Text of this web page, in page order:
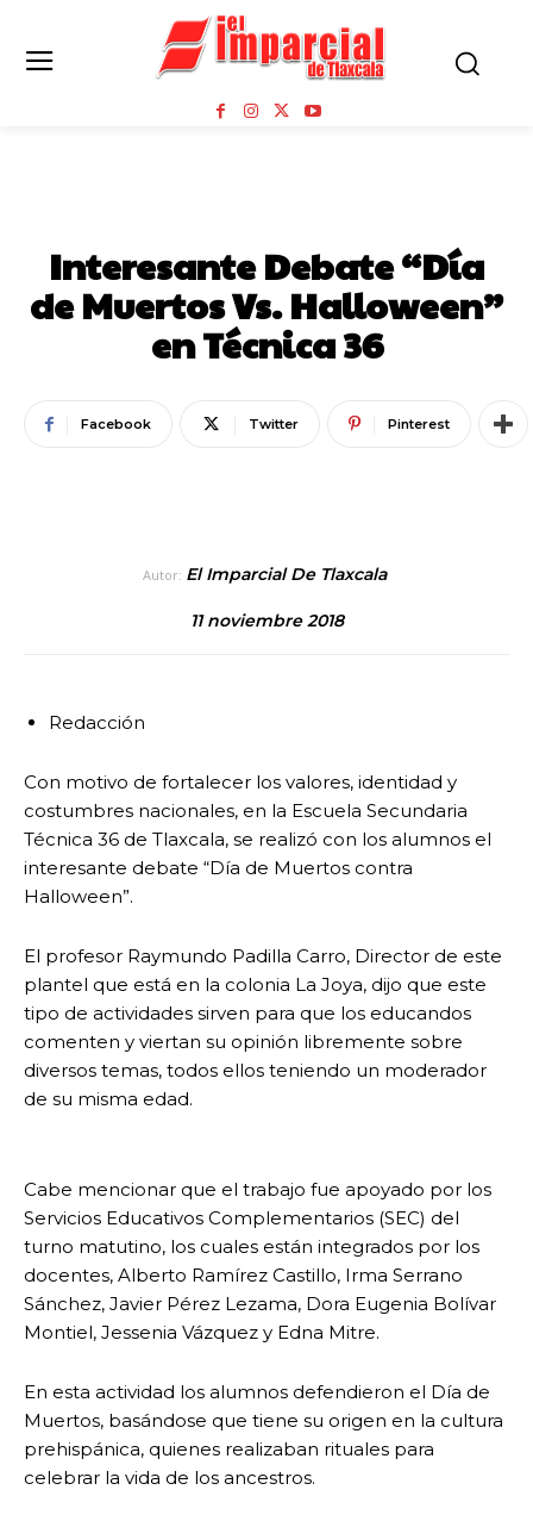
Interesante Debate “Día
de Muertos Vs. Halloween”
en Técnica 36
Facebook Twitter Pinterest
Autor: El Imparcial De Tlaxcala
11 noviembre 2018
Redacción
Con motivo de fortalecer los valores, identidad y
costumbres nacionales, en la Escuela Secundaria
Técnica 36 de Tlaxcala, se realizó con los alumnos el
interesante debate “Día de Muertos contra
Halloween”.
El profesor Raymundo Padilla Carro, Director de este
plantel que está en la colonia La Joya, dijo que este
tipo de actividades sirven para que los educandos
comenten y viertan su opinión libremente sobre
diversos temas, todos ellos teniendo un moderador
de su misma edad.
Cabe mencionar que el trabajo fue apoyado por los
Servicios Educativos Complementarios (SEC) del
turno matutino, los cuales están integrados por los
docentes, Alberto Ramírez Castillo, Irma Serrano
Sánchez, Javier Pérez Lezama, Dora Eugenia Bolívar
Montiel, Jessenia Vázquez y Edna Mitre.
En esta actividad los alumnos defendieron el Día de
Muertos, basándose que tiene su origen en la cultura
prehispánica, quienes realizaban rituales para
celebrar la vida de los ancestros.